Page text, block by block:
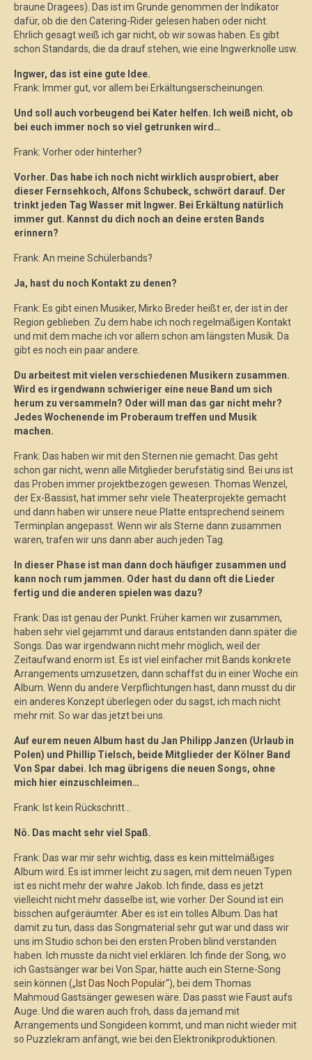
braune Dragees). Das ist im Grunde genommen der Indikator
dafür, ob die den Catering-Rider gelesen haben oder nicht.
Ehrlich gesagt weiß ich gar nicht, ob wir sowas haben. Es gibt
schon Standards, die da drauf stehen, wie eine Ingwerknolle usw.
Ingwer, das ist eine gute Idee.
Frank: Immer gut, vor allem bei Erkältungserscheinungen.
Und soll auch vorbeugend bei Kater helfen. Ich weiß nicht, ob
bei euch immer noch so viel getrunken wird…
Frank: Vorher oder hinterher?
Vorher. Das habe ich noch nicht wirklich ausprobiert, aber
dieser Fernsehkoch, Alfons Schubeck, schwört darauf. Der
trinkt jeden Tag Wasser mit Ingwer. Bei Erkältung natürlich
immer gut. Kannst du dich noch an deine ersten Bands
erinnern?
Frank: An meine Schülerbands?
Ja, hast du noch Kontakt zu denen?
Frank: Es gibt einen Musiker, Mirko Breder heißt er, der ist in der
Region geblieben. Zu dem habe ich noch regelmäßigen Kontakt
und mit dem mache ich vor allem schon am längsten Musik. Da
gibt es noch ein paar andere.
Du arbeitest mit vielen verschiedenen Musikern zusammen.
Wird es irgendwann schwieriger eine neue Band um sich
herum zu versammeln? Oder will man das gar nicht mehr?
Jedes Wochenende im Proberaum treffen und Musik
machen.
Frank: Das haben wir mit den Sternen nie gemacht. Das geht
schon gar nicht, wenn alle Mitglieder berufstätig sind. Bei uns ist
das Proben immer projektbezogen gewesen. Thomas Wenzel,
der Ex-Bassist, hat immer sehr viele Theaterprojekte gemacht
und dann haben wir unsere neue Platte entsprechend seinem
Terminplan angepasst. Wenn wir als Sterne dann zusammen
waren, trafen wir uns dann aber auch jeden Tag.
In dieser Phase ist man dann doch häufiger zusammen und
kann noch rum jammen. Oder hast du dann oft die Lieder
fertig und die anderen spielen was dazu?
Frank: Das ist genau der Punkt. Früher kamen wir zusammen,
haben sehr viel gejammt und daraus entstanden dann später die
Songs. Das war irgendwann nicht mehr möglich, weil der
Zeitaufwand enorm ist. Es ist viel einfacher mit Bands konkrete
Arrangements umzusetzen, dann schaffst du in einer Woche ein
Album. Wenn du andere Verpflichtungen hast, dann musst du dir
ein anderes Konzept überlegen oder du sagst, ich mach nicht
mehr mit. So war das jetzt bei uns.
Auf eurem neuen Album hast du Jan Philipp Janzen (Urlaub in
Polen) und Phillip Tielsch, beide Mitglieder der Kölner Band
Von Spar dabei. Ich mag übrigens die neuen Songs, ohne
mich hier einzuschleimen…
Frank: Ist kein Rückschritt…
Nö. Das macht sehr viel Spaß.
Frank: Das war mir sehr wichtig, dass es kein mittelmäßiges
Album wird. Es ist immer leicht zu sagen, mit dem neuen Typen
ist es nicht mehr der wahre Jakob. Ich finde, dass es jetzt
vielleicht nicht mehr dasselbe ist, wie vorher. Der Sound ist ein
bisschen aufgeräumter. Aber es ist ein tolles Album. Das hat
damit zu tun, dass das Songmaterial sehr gut war und dass wir
uns im Studio schon bei den ersten Proben blind verstanden
haben. Ich musste da nicht viel erklären. Ich finde der Song, wo
ich Gastsänger war bei Von Spar, hätte auch ein Sterne-Song
sein können („ Ist Das Noch Populär“), bei dem Thomas
Mahmoud Gastsänger gewesen wäre. Das passt wie Faust aufs
Auge. Und die waren auch froh, dass da jemand mit
Arrangements und Songideen kommt, und man nicht wieder mit
so Puzzlekram anfängt, wie bei den Elektronikproduktionen.